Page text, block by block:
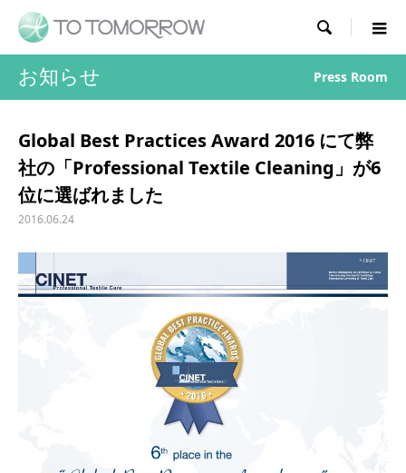

お知らせ Press Room
Global Best Practices Award 2016 にて弊
社の「Professional Textile Cleaning」が6
位に選ばれました
2016.06.24